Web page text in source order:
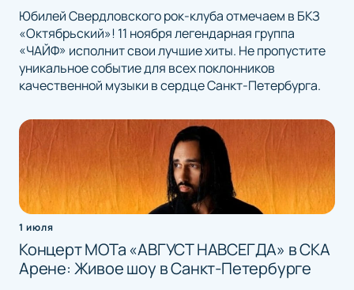
Юбилей Свердловского рок-клуба отмечаем в БКЗ
«Октябрьский»! 11 ноября легендарная группа
«ЧАЙФ» исполнит свои лучшие хиты. Не пропустите
уникальное событие для всех поклонников
качественной музыки в сердце Санкт-Петербурга.
1 июля
Концерт МОТа «АВГУСТ НАВСЕГДА» в СКА
Арене: Живое шоу в Санкт-Петербурге